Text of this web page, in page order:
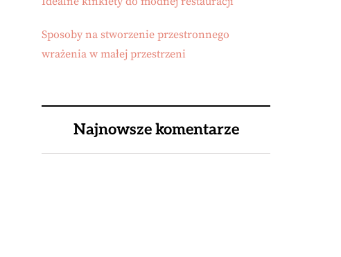
Sposoby na stworzenie przestronnego
wrażenia w małej przestrzeni
Najnowsze komentarze